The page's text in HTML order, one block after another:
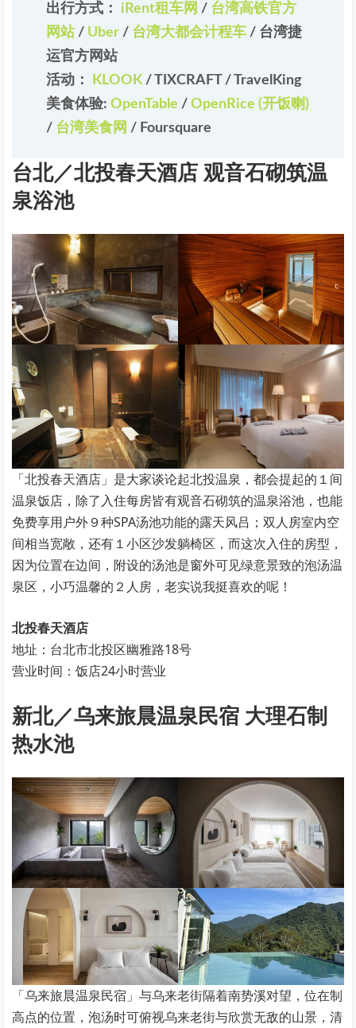
出行方式： iRent租车网 / 台湾高铁官方
网站 / Uber / 台湾大都会计程车 / 台湾捷
运官方网站
活动：
KLOOK /TIXCRAFT /TravelKing
美食体验:OpenTable /OpenRice (开饭喇)
/ 台湾美食网 / Foursquare
台北／北投春天酒店 观音石砌筑温
泉浴池
「北投春天酒店」是大家谈论起北投温泉，都会提起的１间
温泉饭店，除了入住每房皆有观音石砌筑的温泉浴池，也能
免费享用户外９种SPA汤池功能的露天风吕；双人房室内空
间相当宽敞，还有１小区沙发躺椅区，而这次入住的房型，
因为位置在边间，附设的汤池是窗外可见绿意景致的泡汤温
泉区，小巧温馨的２人房，老实说我挺喜欢的呢！
北投春天酒店
地址：台北市北投区幽雅路18号
营业时间：饭店24小时营业
新北／乌来旅晨温泉民宿 大理石制
热水池
「乌来旅晨温泉民宿」与乌来老街隔着南势溪对望，位在制
高点的位置，泡汤时可俯视乌来老街与欣赏无敌的山景，清